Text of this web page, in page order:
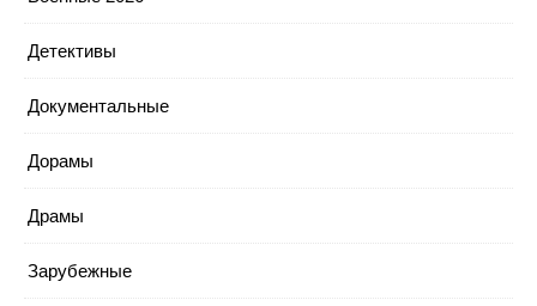
Детективы
Документальные
Дорамы
Драмы
Зарубежные